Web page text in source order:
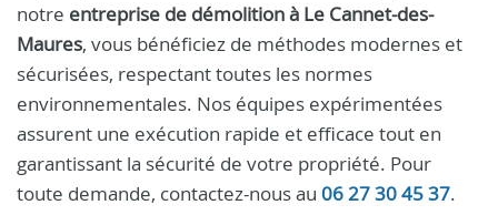
notre entreprise de démolition à Le Cannet-des-
Maures, vous bénéficiez de méthodes modernes et
sécurisées, respectant toutes les normes
environnementales. Nos équipes expérimentées
assurent une exécution rapide et efficace tout en
garantissant la sécurité de votre propriété. Pour
toute demande, contactez-nous au 06 27 30 45 37.